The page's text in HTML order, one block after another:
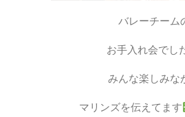
バレーチーム
お手入れ会でし
みんな楽しみな
マリンズを伝えてます